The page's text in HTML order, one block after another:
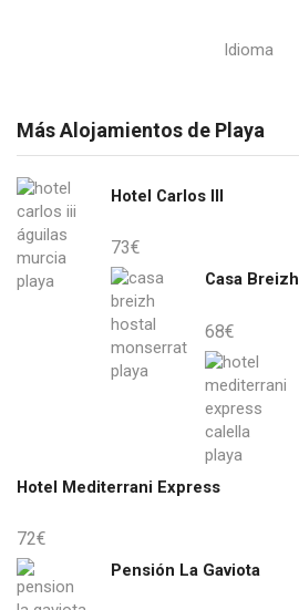
Idioma
Más Alojamientos de Playa
Hotel Carlos III
73€
Casa Breizh
68€
Hotel Mediterrani Express
72€
Pensión La Gaviota